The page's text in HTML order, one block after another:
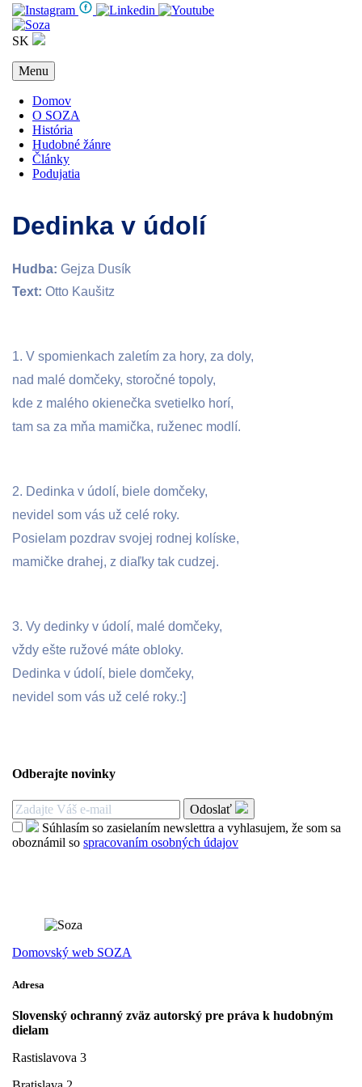
SK
Menu
Domov
O SOZA
História
Hudobné žánre
Články
Podujatia
Dedinka v údolí
Hudba: Gejza Dusík
Text: Otto Kaušitz
1. V spomienkach zaletím za hory, za doly,
nad malé domčeky, storočné topoly,
kde z malého okienečka svetielko horí,
tam sa za mňa mamička, ruženec modlí.
2. Dedinka v údolí, biele domčeky,
nevidel som vás už celé roky.
Posielam pozdrav svojej rodnej kolíske,
mamičke drahej, z diaľky tak cudzej.
3. Vy dedinky v údolí, malé domčeky,
vždy ešte ružové máte obloky.
Dedinka v údolí, biele domčeky,
nevidel som vás už celé roky.:]
Odberajte novinky
Odoslať
Súhlasím so zasielaním newslettra a vyhlasujem, že som sa
oboznámil so spracovaním osobných údajov
Domovský web SOZA
Adresa
Slovenský ochranný zväz autorský pre práva k hudobným
dielam
Rastislavova 3